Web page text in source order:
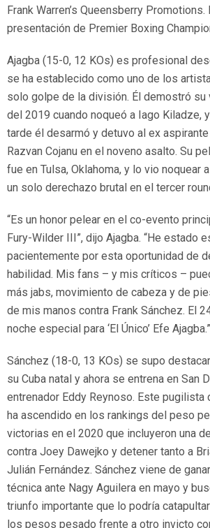
Frank Warren’s Queensberry Promotions.
presentación de Premier Boxing
Ajagba (15-0, 12 KOs) es profesional
se ha establecido como uno de los
solo golpe de la división. Él demostró su
del 2019 cuando noqueó a Iago Kiladze,
tarde él desarmó y detuvo al ex
Razvan Cojanu en el noveno asalto. Su
fue en Tulsa, Oklahoma, y lo vio noquear
un solo derechazo brutal en el tercer
“Es un honor pelear en el co-evento
Fury-Wilder III”, dijo Ajagba. “He estado
pacientemente por esta oportunidad de
habilidad. Mis fans – y mis críticos –
más jabs, movimiento de cabeza y de
de mis manos contra Frank Sánchez. El
noche especial para ‘El Único’ Efe Ajagba.”
Sánchez (18-0, 13 KOs) se supo
su Cuba natal y ahora se entrena en San
entrenador Eddy Reynoso. Este pugilista
ha ascendido en los rankings del peso
victorias en el 2020 que incluyeron una
contra Joey Dawejko y detener tanto a
Julián Fernández. Sánchez viene de
técnica ante Nagy Aguilera en mayo y
triunfo importante que lo podría
los pesos pesado frente a otro invicto